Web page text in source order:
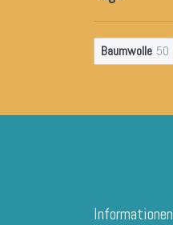
Baumwolle 50
Informationen